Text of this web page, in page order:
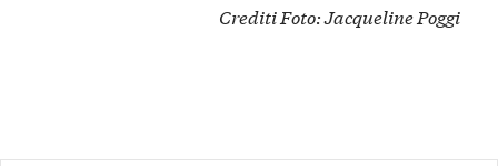
Crediti Foto:Jacqueline Poggi